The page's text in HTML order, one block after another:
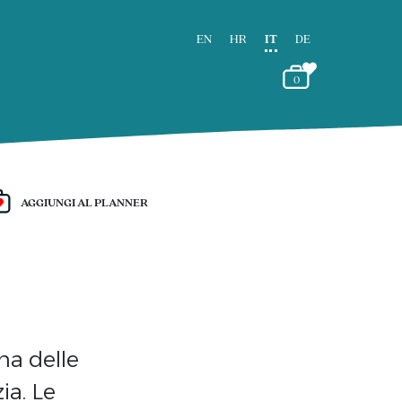
EN HR IT DE
0
AGGIUNGI AL PLANNER
delle
Le